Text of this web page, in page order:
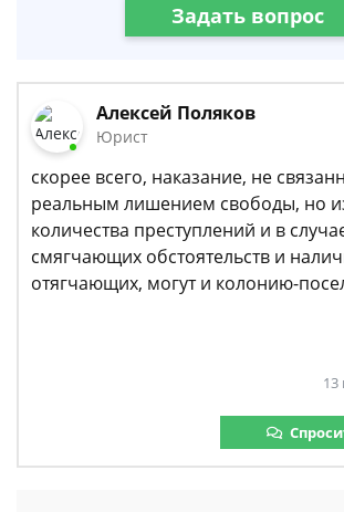
Задать вопрос
Алексей Поляков
Юрист
скорее всего, наказание, не
реальным лишением свободы, но
количества преступлений и в
смягчающих обстоятельств и
отягчающих, могут и колонию-
13